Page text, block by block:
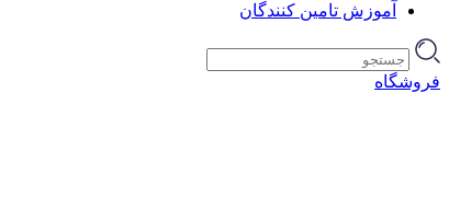
آموزش تامین کنندگان
فروشگاه